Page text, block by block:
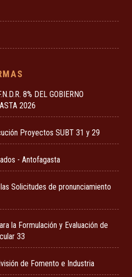
8% DEL GOBIERNO
2026
Proyectos SUBT 31 y 29
- Antofagasta
Solicitudes de pronunciamiento
la Formulación y Evaluación de
33
de Fomento e Industria